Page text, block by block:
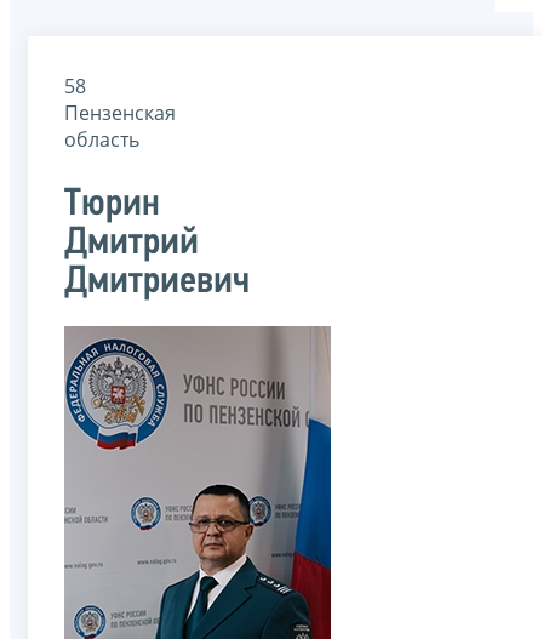
58
Пензенская
область
Тюрин
Дмитрий
Дмитриевич